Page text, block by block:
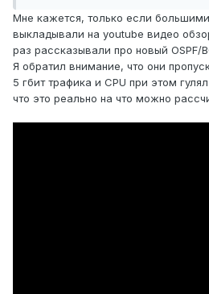
Мне кажется, только если
выкладывали на youtube видео
раз рассказывали про новый OSPF/
Я обратил внимание, что они
5 гбит трафика и CPU при этом
что это реально на что можно